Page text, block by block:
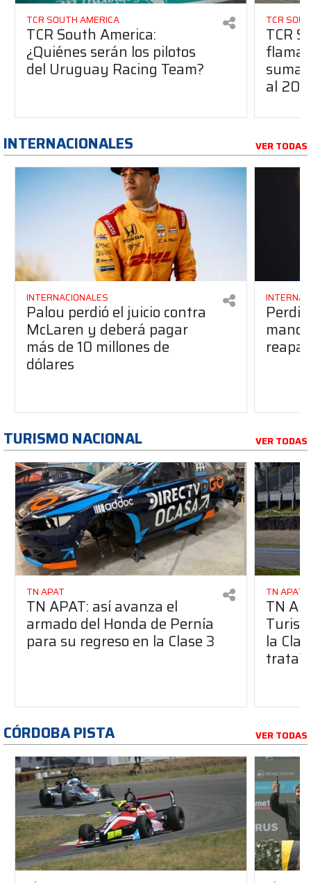
TCR SOUTH AMERICA
TCR South America:
¿Quiénes serán los pilotos
del Uruguay Racing Team?
TCR
TCR
suma
al
INTERNACIONALES VER TODAS
INTERNACIONALES
Palou perdió el juicio contra
McLaren y deberá pagar
más de 10 millones de
dólares
TURISMO NACIONAL VER TODAS
TN APAT
TN APAT: así avanza el
armado del Honda de Pernía
para su regreso en la Clase 3
TN APAT
TN
la
trata?
CÓRDOBA PISTA VER TODAS